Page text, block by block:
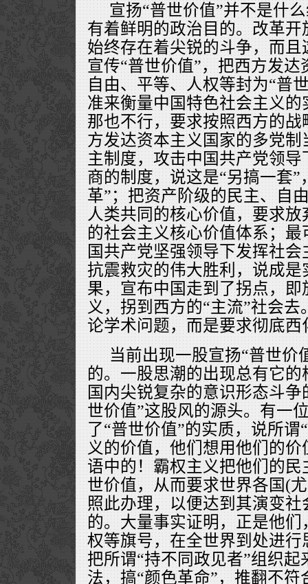
宣扬“普世价值”并不是什
有着鲜明的政治目的。改革
始终存在着尖锐的斗争，而
宣传“普世价值”，把西方发
自由、平等、人权等封为“普
准来衡量中国特色社会主义
那也不行，要求按照西方的
方发达资本主义国家的多党
主制度，攻击中国共产党领
商的制度，说这是“另搞一套”
革”；把资产阶级的民主、自
人类共同的核心价值，要求
的社会主义核心价值体系；
国共产党坚强领导下发挥社
抗震救灾的伟大胜利，说成是
果，宣布中国走到了拐点，
义，拐到西方的“主流”社会
论学术问题，而是要求彻底西
当前出现一股宣扬“普世价
的。一股思潮的出现总有它
国内尖锐复杂的意识形态斗
世价值”这股风的源头。有一
了“普世价值”的实质，说所谓
义的价值，他们想用他们的
语中的！霸权主义把他们的
世价值，从而要求世界各国(
照此办理，以便达到其演变
的。大量事实证明，正是他
权等旗号，在全世界到处进
把所谓“持不同政见者”组织
法，搞“颜色革命”，推翻不